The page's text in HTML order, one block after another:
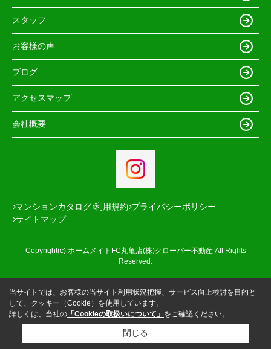
スタッフ
お客様の声
ブログ
アクセスマップ
会社概要
マンションカタログ 利用規約 プライバシーポリシー
サイトマップ
Copyright(c) ホームメイトFC丸亀店(株)クローバー不動産 All Rights
Reserved.
当サイトでは、お客様の当サイト利用状況把握、サービス向上検討を目的と
して、クッキー（Cookie）を使用しています。
詳しくは、当社の 「Cookieの取扱いについて」 をご確認ください。
閉じる